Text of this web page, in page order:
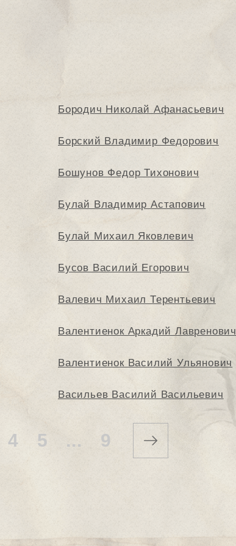
Бородич Николай Афанасьевич
Борский Владимир Федорович
Бошунов Федор Тихонович
Булай Владимир Астапович
Булай Михаил Яковлевич
Бусов Василий Егорович
Валевич Михаил Терентьевич
Валентиенок Аркадий Лавренович
Валентиенок Василий Ульянович
Васильев Василий Васильевич
4 5 ... 9